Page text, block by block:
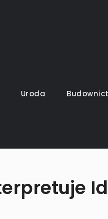
Uroda